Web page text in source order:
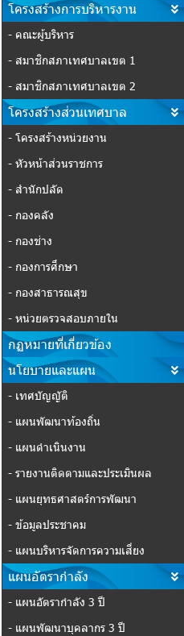
โครงสร้างการบริหารงาน
- คณะผู้บริหาร
- สมาชิกสภาเทศบาลเขต 1
- สมาชิกสภาเทศบาลเขต 2
โครงสร้างส่วนเทศบาล
- โครงสร้างหน่วยงาน
- หัวหน้าส่วนราชการ
- สำนักปลัด
- กองคลัง
- กองช่าง
- กองการศึกษา
- กองสาธารณสุข
- หน่วยตรวจสอบภายใน
กฏหมายที่เกี่ยวข้อง
นโยบายและแผน
- เทศบัญญัติ
- แผนพัฒนาท้องถิ่น
- แผนดำเนินงาน
- รายงานติดตามและประเมินผล
- แผนยุทธศาสตร์การพัฒนา
- ข้อมูลประชาคม
- แผนบริหารจัดการความเสี่ยง
แผนอัตรากำลัง
- แผนอัตรากำลัง 3 ปี
- แผนพัฒนาบุคลากร 3 ปี